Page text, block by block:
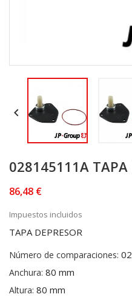

028145111A TAPA
86,48 €
Impuestos incluidos
TAPA DEPRESOR
Número de comparaciones:
Anchura: 80 mm
Altura: 80 mm